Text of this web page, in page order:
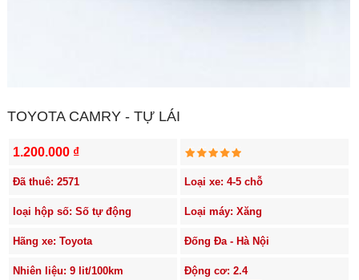
TOYOTA CAMRY - TỰ LÁI
1.200.000 ₫
Đã thuê: 2571 Loại xe: 4-5 chỗ
loại hộp số: Số tự động Loại máy: Xăng
Hãng xe: Toyota Đống Đa - Hà Nội
Nhiên liệu: 9 lit/100km Động cơ: 2.4